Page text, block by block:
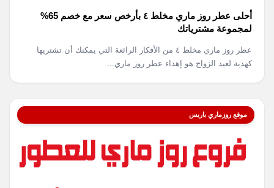
أحلى عطر روز ماري مخلط ٤ بأرخص سعر مع خصم 65%
لمجموعة مشترياتك
عطر روز ماري مخلط ٤ من الأفكار الرائعة التي يمكنك أن تشتريها
كهدية لعيد الزواج هو إهداء عطر روز ماري...
موقع روزماري باريس